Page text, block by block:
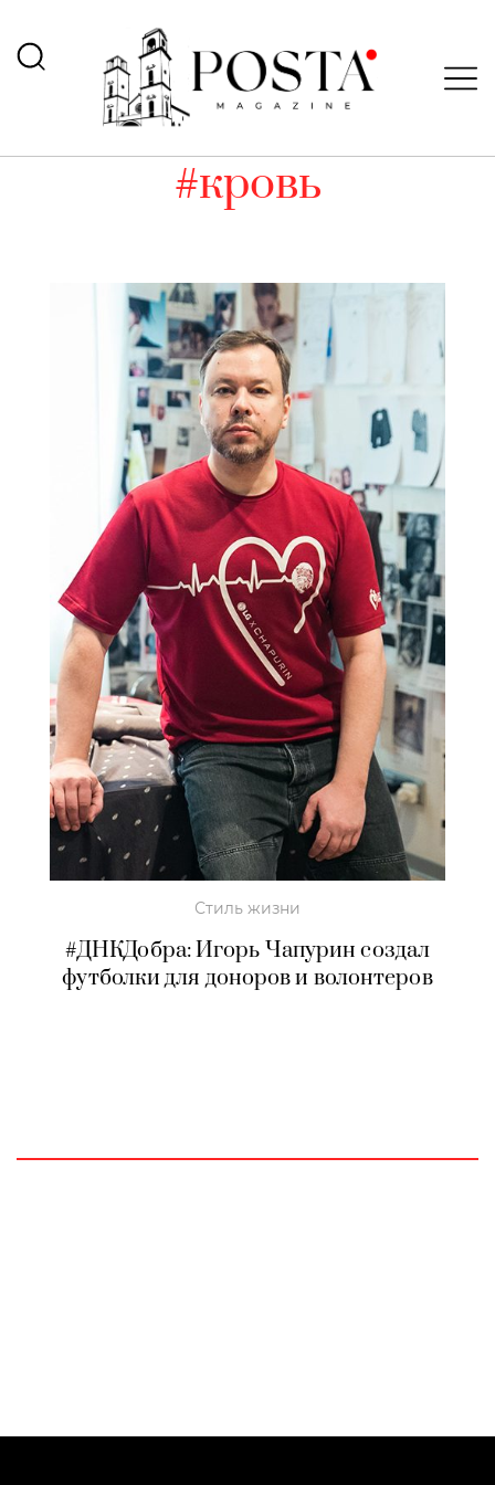
#кровь
Стиль жизни
#ДНКДобра: Игорь Чапурин создал
футболки для доноров и волонтеров